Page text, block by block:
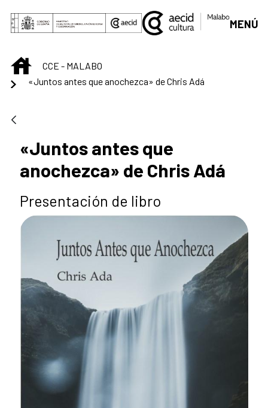
Saut au contenu principal
MENÚ
INICIOCCE - MALABO
«Juntos antes que anochezca» de Chris Adá
«Juntos antes que
anochezca» de Chris Adá
Presentación de libro